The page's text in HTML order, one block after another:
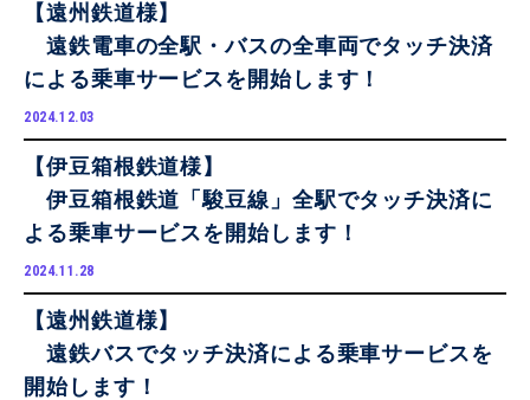
【遠州鉄道様】
遠鉄電車の全駅・バスの全車両でタッチ決済
による乗車サービスを開始します！
2024.12.03
【伊豆箱根鉄道様】
伊豆箱根鉄道「駿豆線」全駅でタッチ決済に
よる乗車サービスを開始します！
2024.11.28
【遠州鉄道様】
遠鉄バスでタッチ決済による乗車サービスを
開始します！